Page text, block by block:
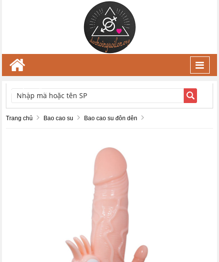
TÌM KIẾM
Trang chủ Bao cao su Bao cao su đôn dên